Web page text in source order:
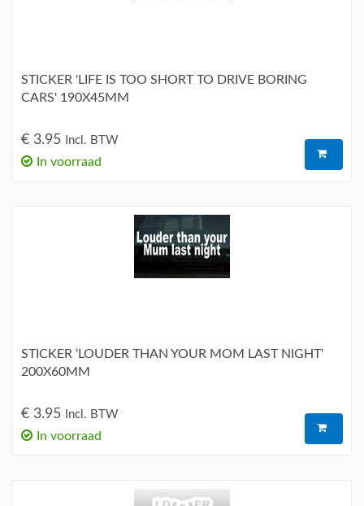
STICKER 'LIFE IS TOO SHORT TO DRIVE BORING
CARS' 190X45MM
€ 3.95 Incl. BTW
In voorraad
STICKER 'LOUDER THAN YOUR MOM LAST NIGHT'
200X60MM
€ 3.95 Incl. BTW
In voorraad